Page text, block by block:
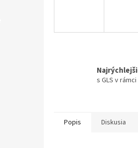
s GLS v rámci
Popis Diskusia